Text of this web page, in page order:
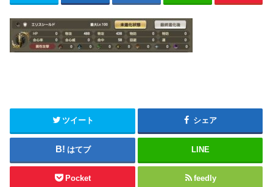
ツイート シェア
はてブ LINE
Pocket feedly